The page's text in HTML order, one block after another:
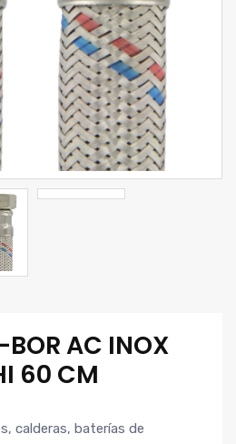
BOR AC INOX
60 CM
calderas, baterías de